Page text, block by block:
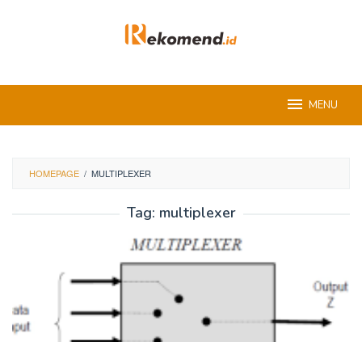
MENU
HOMEPAGE / MULTIPLEXER
Tag: multiplexer